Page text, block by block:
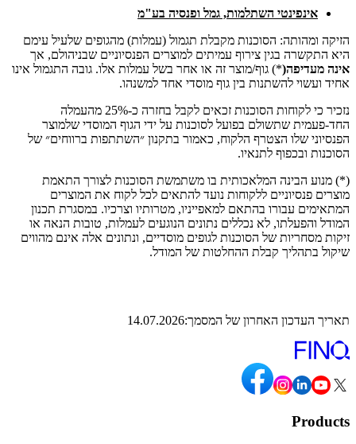
אינפינטי השתלמות, גמל ופנסיה בע"מ
הזיקה ומהותה: הסוכנות מקבלת תגמול (עמלות) מהגופים שלעיל עימם
היא התקשרה בגין צירוף עמיתים למוצרים הפנסיוניים שבניהולם, אך
אינה מעדיפה(*) גוף/מוצר זה או אחר בשל עמלות אלו. גובה התגמול אינו
אחיד ועשוי להשתנות בין גוף מוסדי אחד למשנהו.
נזכיר כי לקוחות הסוכנות זכאים לקבל בחזרה כ-25% מהעמלה
החד-פעמית שתשולם בפועל לסוכנות על ידי הגוף המוסדי שלמוצר
הפנסיוני שלו הצטרף הלקוח, כאמור בתקנון ״השתתפות ברווחים״ של
הסוכנות ובכפוף לתנאיו.
(*) מנוע הבינה המלאכותית בו משתמשת הסוכנות לצורך התאמת
מוצרים פנסיוניים ללקוחות נועד להתאים לכל לקוח את המוצרים
המתאימים עבורו בהתאם למאפייניו, מטרותיו וצרכיו. במסגרת תכנון
המודל והפעלתו, לא נכללים נתונים הנוגעים לעמלות, טובות הנאה או
זיקות מסחריות של הסוכנות לגופים מוסדיים, ונתונים אלה אינם מהווים
שיקול בתהליך קבלת ההחלטות של המודל.
תאריך העדכון האחרון של המסמך:14.07.2026
Products